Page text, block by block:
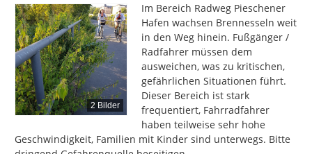
2 Bilder
Im Bereich Radweg Pieschener
Hafen wachsen Brennesseln weit
in den Weg hinein. Fußgänger /
Radfahrer müssen dem
ausweichen, was zu kritischen,
gefährlichen Situationen führt.
Dieser Bereich ist stark
frequentiert, Fahrradfahrer
haben teilweise sehr hohe
Geschwindigkeit, Familien mit Kinder sind unterwegs. Bitte